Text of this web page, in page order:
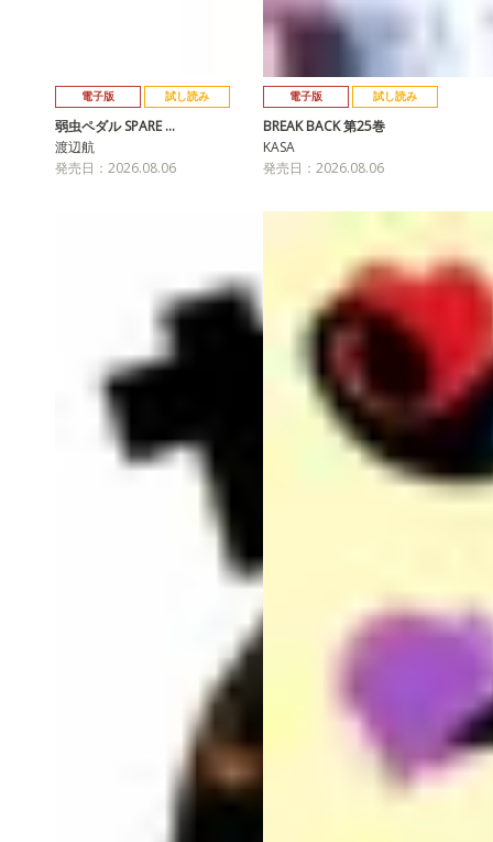
電子版 試し読み
弱虫ペダル SPARE …
渡辺航
発売日：2026.08.06
電子版 試し読み
BREAK BACK 第25巻
KASA
発売日：2026.08.06